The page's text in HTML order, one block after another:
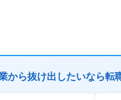
から抜け出したいなら転